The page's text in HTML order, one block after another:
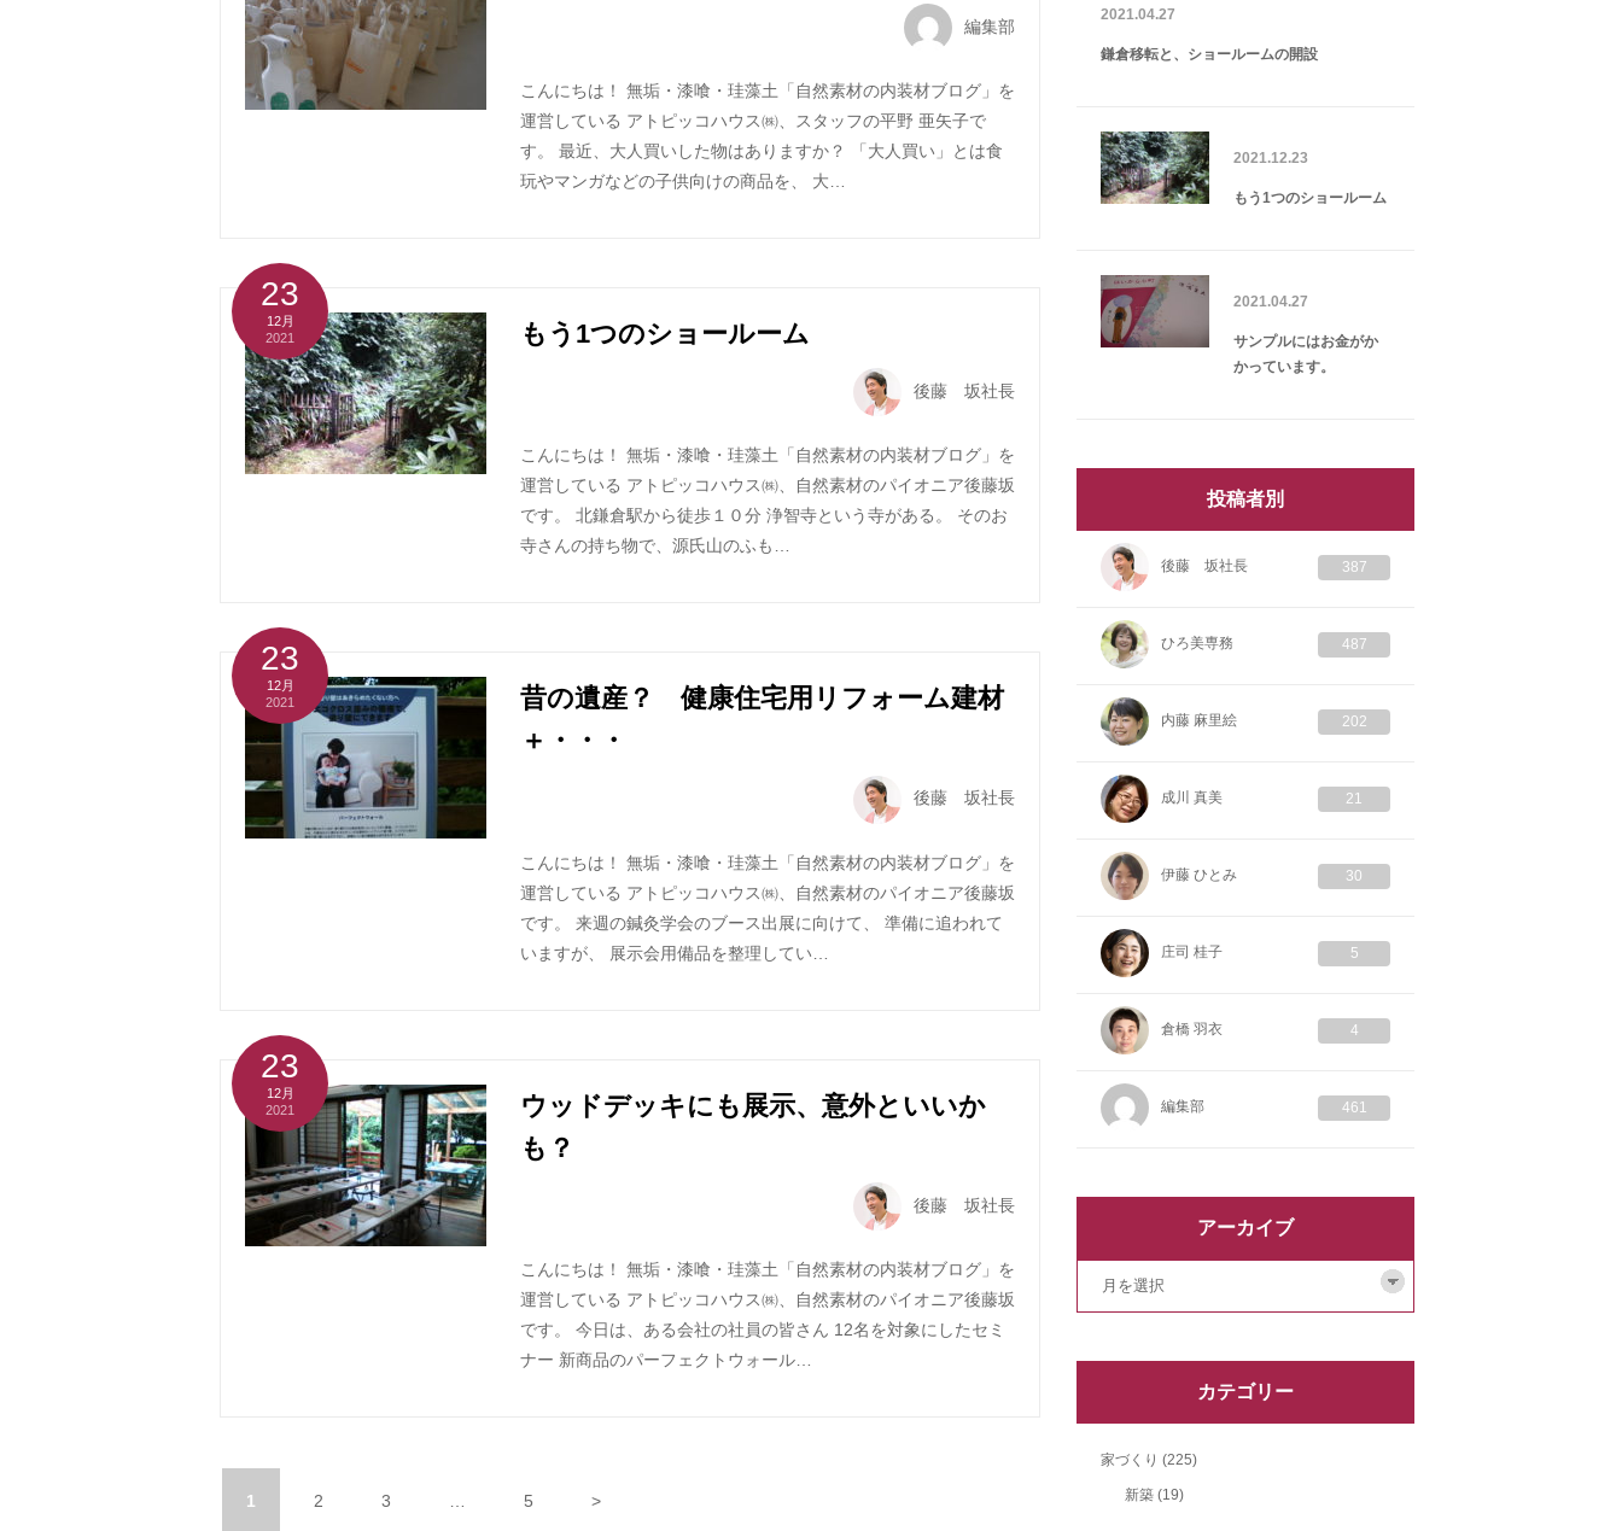
編集部
こんにちは！ 無垢・漆喰・珪藻土「自然素材の内装材ブログ」を
運営している アトピッコハウス㈱、スタッフの平野 亜矢子で
す。 最近、大人買いした物はありますか？ 「大人買い」とは食
玩やマンガなどの子供向けの商品を、 大…
23
12月
2021
もう1つのショールーム
後藤 坂社長
こんにちは！ 無垢・漆喰・珪藻土「自然素材の内装材ブログ」を
運営している アトピッコハウス㈱、自然素材のパイオニア後藤坂
です。 北鎌倉駅から徒歩１０分 浄智寺という寺がある。 そのお
寺さんの持ち物で、源氏山のふも…
23
12月
2021
昔の遺産？ 健康住宅用リフォーム建材
＋・・・
後藤 坂社長
こんにちは！ 無垢・漆喰・珪藻土「自然素材の内装材ブログ」を
運営している アトピッコハウス㈱、自然素材のパイオニア後藤坂
です。 来週の鍼灸学会のブース出展に向けて、 準備に追われて
いますが、 展示会用備品を整理してい…
23
12月
2021
ウッドデッキにも展示、意外といいか
も？
後藤 坂社長
こんにちは！ 無垢・漆喰・珪藻土「自然素材の内装材ブログ」を
運営している アトピッコハウス㈱、自然素材のパイオニア後藤坂
です。 今日は、ある会社の社員の皆さん 12名を対象にしたセミ
ナー 新商品のパーフェクトウォール…
1 2 3 5 >
2021.04.27
鎌倉移転と、ショールームの開設
2021.12.23
もう1つのショールーム
2021.04.27
サンプルにはお金がか
かっています。
投稿者別
後藤 坂社長 387
ひろ美専務 487
内藤 麻里絵 202
成川 真美 21
伊藤 ひとみ 30
庄司 桂子 5
倉橋 羽衣 4
編集部 461
アーカイブ
カテゴリー
家づくり (225)
新築 (19)